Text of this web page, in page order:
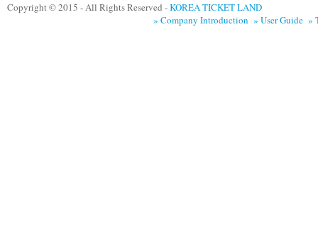
Copyright © 2015 - All Rights Reserved -KOREA TICKET LAND
» Company Introduction » User Guide »